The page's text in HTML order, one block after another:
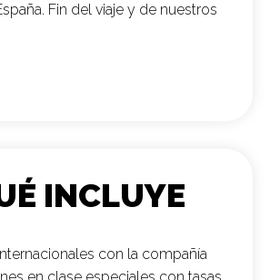
Fin del viaje y de nuestros
INCLUYE
con la compañía